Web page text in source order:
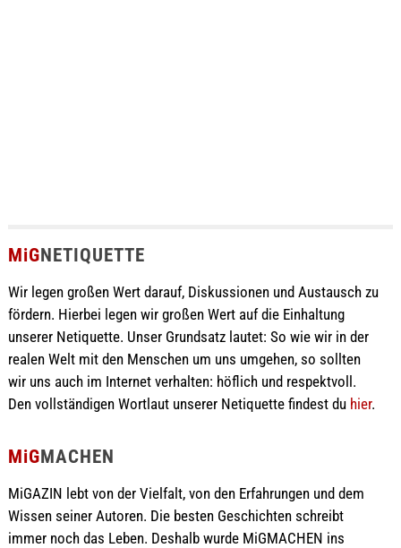
MiGNETIQUETTE
Wir legen großen Wert darauf, Diskussionen und Austausch zu
fördern. Hierbei legen wir großen Wert auf die Einhaltung
unserer Netiquette. Unser Grundsatz lautet: So wie wir in der
realen Welt mit den Menschen um uns umgehen, so sollten
wir uns auch im Internet verhalten: höflich und respektvoll.
Den vollständigen Wortlaut unserer Netiquette findest du hier.
MiGMACHEN
MiGAZIN lebt von der Vielfalt, von den Erfahrungen und dem
Wissen seiner Autoren. Die besten Geschichten schreibt
immer noch das Leben. Deshalb wurde MiGMACHEN ins